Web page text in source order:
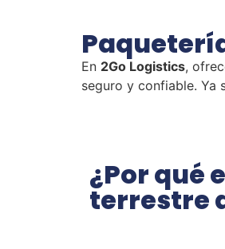
En 2Go Logistics,
seguro y confiable. Ya
¿Por qué
terrestre